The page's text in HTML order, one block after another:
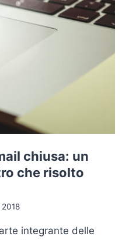
chiusa: un
che risolto
integrante delle